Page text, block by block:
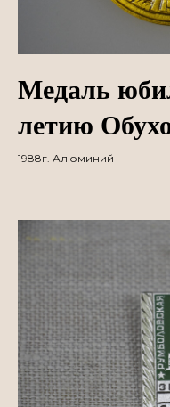
Медаль
летию
1988г. Алюминий